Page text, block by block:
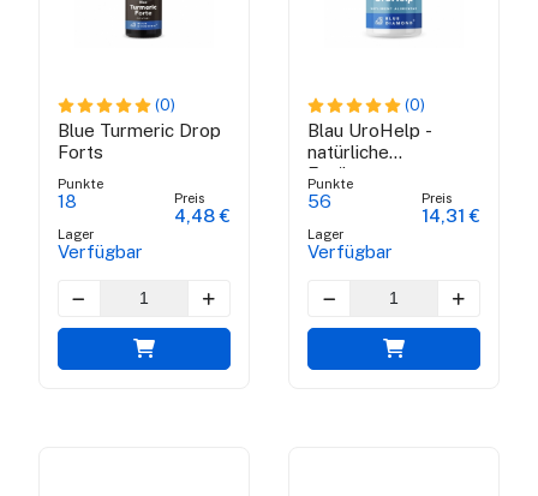
(0)
Blue Turmeric Drop
Forts
Punkte
18
Lager
Verfügbar
Preis
4,48 €
(0)
Blau UroHelp -
natürliche
Ergänzung
Punkte
56
Lager
Verfügbar
Preis
14,31 €